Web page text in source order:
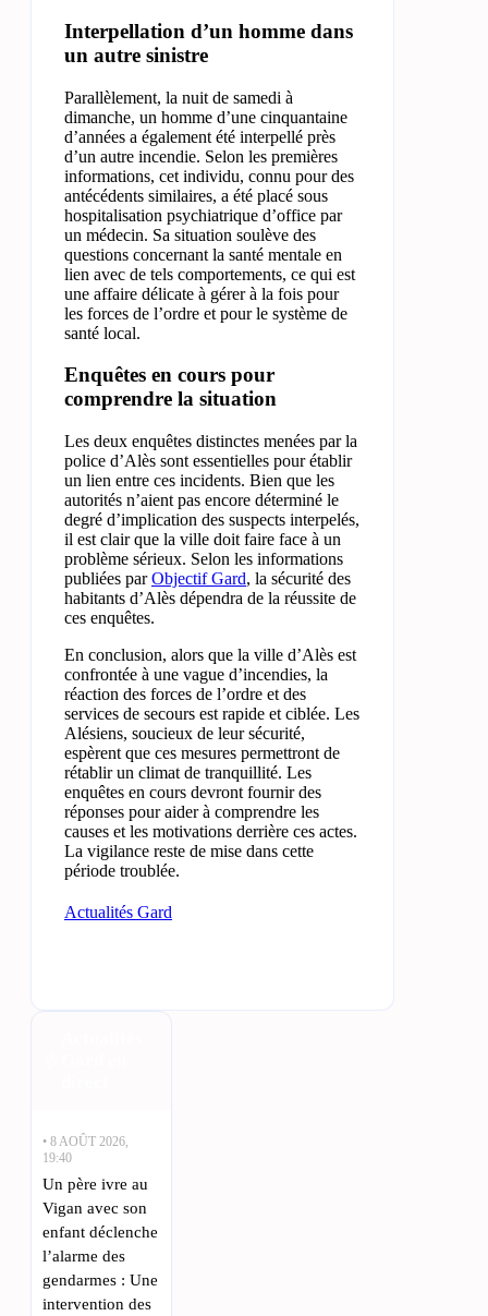
Interpellation d’un homme dans
un autre sinistre
Parallèlement, la nuit de samedi à
dimanche, un homme d’une cinquantaine
d’années a également été interpellé près
d’un autre incendie. Selon les premières
informations, cet individu, connu pour des
antécédents similaires, a été placé sous
hospitalisation psychiatrique d’office par
un médecin. Sa situation soulève des
questions concernant la santé mentale en
lien avec de tels comportements, ce qui est
une affaire délicate à gérer à la fois pour
les forces de l’ordre et pour le système de
santé local.
Enquêtes en cours pour
comprendre la situation
Les deux enquêtes distinctes menées par la
police d’Alès sont essentielles pour établir
un lien entre ces incidents. Bien que les
autorités n’aient pas encore déterminé le
degré d’implication des suspects interpelés,
il est clair que la ville doit faire face à un
problème sérieux. Selon les informations
publiées parObjectif Gard, la sécurité des
habitants d’Alès dépendra de la réussite de
ces enquêtes.
En conclusion, alors que la ville d’Alès est
confrontée à une vague d’incendies, la
réaction des forces de l’ordre et des
services de secours est rapide et ciblée. Les
Alésiens, soucieux de leur sécurité,
espèrent que ces mesures permettront de
rétablir un climat de tranquillité. Les
enquêtes en cours devront fournir des
réponses pour aider à comprendre les
causes et les motivations derrière ces actes.
La vigilance reste de mise dans cette
période troublée.
Actualités Gard
• 8 AOÛT 2026,
19:40
Un père ivre au
Vigan avec son
enfant déclenche
l’alarme des
gendarmes : Une
intervention des